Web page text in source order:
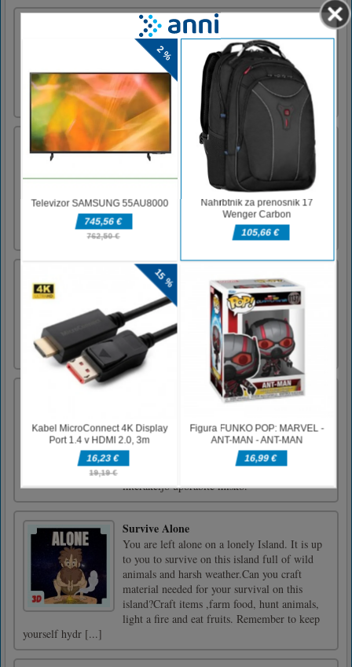
Russian Taz Driving
Select different russian cars and drive them
across the district.WASD - Drive Space -
Brake C - Change camera
Čarobni Mahjong
Vodite čarovnika skozi 50 težkih nivojev
Mahjonga in hkrati deluje kot njegov čarobni
pomočnik. Če želite igro končati s po 3
zvezdicami na vsaki ravni, morate kombinirati
moči in svoje sposobnosti. Ste kos temu
mističnemu izzivu?
Dnevni hegiji
Dnevna puzzle igra v 2 stopinji težavnosti.
Narišite eno samo črto, ki povezuje vse celice.
Čarobna džungla-točka Razlika
vsak pravilen klik dobite 50 točk in za vsak
napačen klik izgubite 10 točk. Na koncu
tretjega napačnega klika se igra konča. Za
izklop zvoka kliknite na gumb MUTE.Za
interakcijo uporabite miško.
Survive Alone
You are left alone on a lonely Island. It is up
to you to survive on this island full of wild
animals and harsh weather.Can you craft
material needed for your survival on this
island?Craft items ,farm food, hunt animals,
light a fire and eat fruits. Remember to keep
yourself hydr [...]